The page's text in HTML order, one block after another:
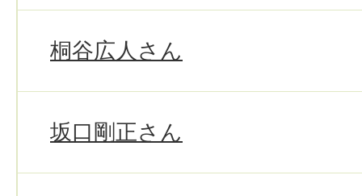
桐谷広人さん
坂口剛正さん